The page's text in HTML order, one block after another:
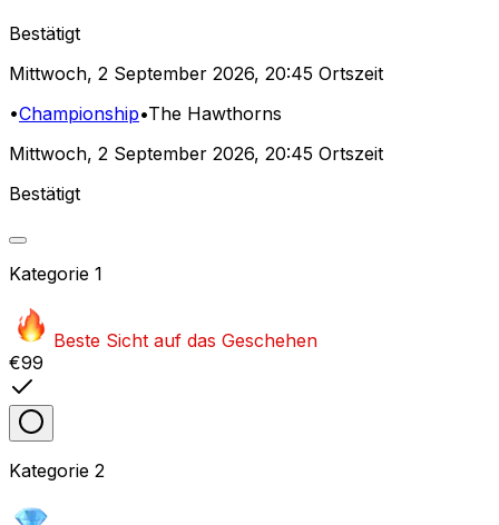
Bestätigt
Mittwoch, 2 September 2026, 20:45 Ortszeit
•Championship•The Hawthorns
Mittwoch, 2 September 2026, 20:45 Ortszeit
Bestätigt
Kategorie 1
Beste Sicht auf das Geschehen
€99
Kategorie 2